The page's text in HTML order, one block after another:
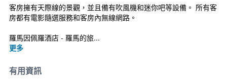
客房擁有天際線的景觀，並且備有吹風機和迷你吧等設備。 所有客
房都有電影隨選服務和客房內無線網路。
羅馬因佩羅酒店 - 羅馬的旅...
更多
有用資訊